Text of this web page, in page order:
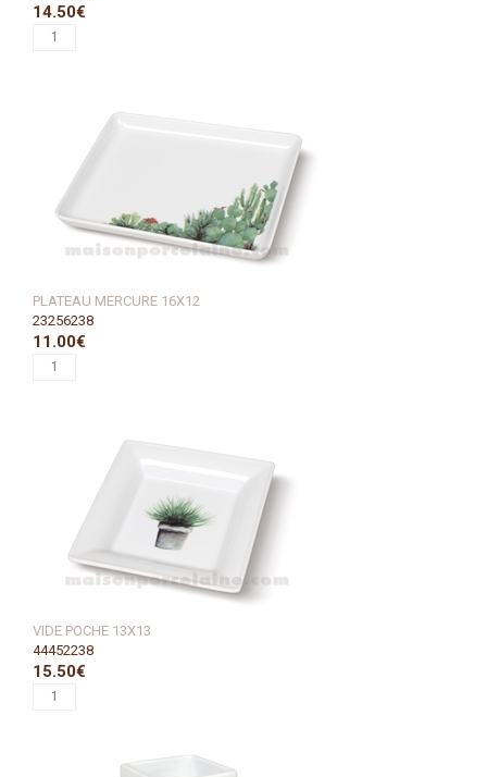
14.50€
PLATEAU MERCURE 16X12
23256238
11.00€
VIDE POCHE 13X13
44452238
15.50€